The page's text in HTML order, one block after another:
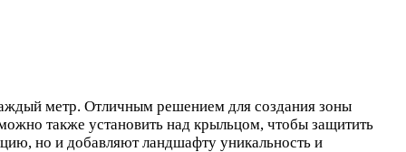
метр. Отличным решением для создания зоны
также установить над крыльцом, чтобы защитить
но и добавляют ландшафту уникальность и